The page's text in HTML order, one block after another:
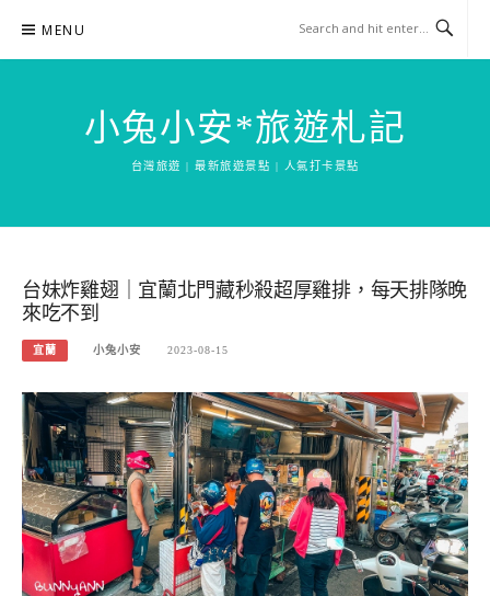
content
MENU
小兔小安*旅遊札記
台灣旅遊 | 最新旅遊景點 | 人氣打卡景點
台妹炸雞翅｜宜蘭北門藏秒殺超厚雞排，每天排隊晚
來吃不到
宜蘭 小兔小安 2023-08-15